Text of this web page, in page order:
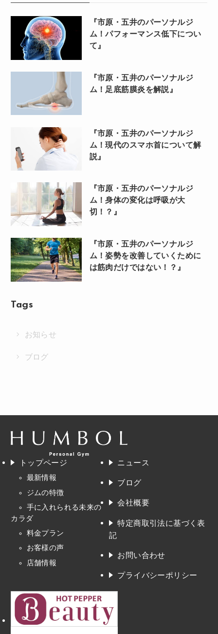
『市原・五井のパーソナルジ
ム！パフォーマンス低下につい
て』
『市原・五井のパーソナルジ
ム！足底筋膜炎を解説』
『市原・五井のパーソナルジ
ム！現代のスマホ首について解
説』
『市原・五井のパーソナルジ
ム！身体の変化は呼吸が大
切！？』
『市原・五井のパーソナルジ
ム！姿勢を改善していくために
は筋肉だけではない！？』
Tags
お知らせ
ブログ
トップページ
最新情報
ジムの特徴
手に入れられる未来の
カラダ
料金プラン
お客様の声
店舗情報
ニュース
ブログ
会社概要
特定商取引法に基づく表
記
お問い合わせ
プライバシーポリシー